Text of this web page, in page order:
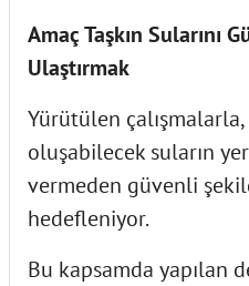
Amaç Taşkın Sularını
Ulaştırmak
Yürütülen çalışmalarla,
oluşabilecek suların
vermeden güvenli
hedefleniyor.
Bu kapsamda yapılan